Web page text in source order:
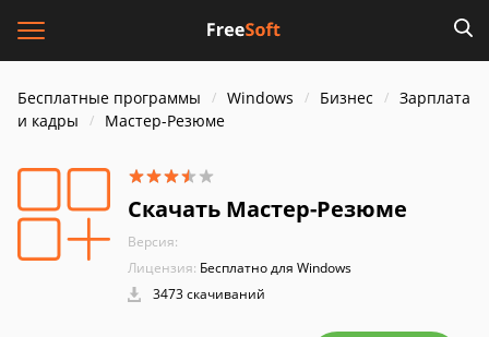
Бесплатные программы Windows Бизнес
Зарплата
и кадры
Мастер-Резюме
Скачать Мастер-Резюме
Версия:
Лицензия: Бесплатно для Windows
3473 скачиваний